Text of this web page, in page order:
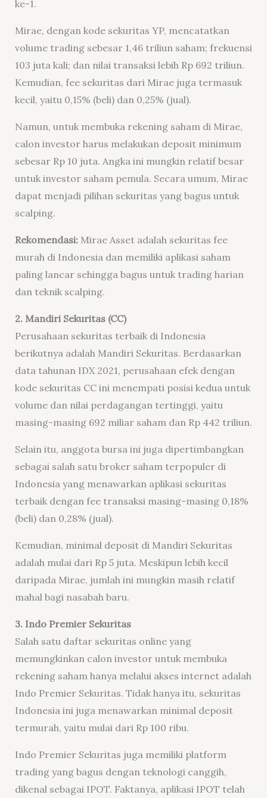
ke-1.
Mirae, dengan kode sekuritas YP, mencatatkan
volume trading sebesar 1,46 triliun saham; frekuensi
103 juta kali; dan nilai transaksi lebih Rp 692 triliun.
Kemudian, fee sekuritas dari Mirae juga termasuk
kecil, yaitu 0,15% (beli) dan 0,25% (jual).
Namun, untuk membuka rekening saham di Mirae,
calon investor harus melakukan deposit minimum
sebesar Rp 10 juta. Angka ini mungkin relatif besar
untuk investor saham pemula. Secara umum, Mirae
dapat menjadi pilihan sekuritas yang bagus untuk
scalping.
Rekomendasi:Mirae Asset adalah sekuritas fee
murah di Indonesia dan memiliki aplikasi saham
paling lancar sehingga bagus untuk trading harian
dan teknik scalping.
2. Mandiri Sekuritas (CC)
Perusahaan sekuritas terbaik di Indonesia
berikutnya adalah Mandiri Sekuritas. Berdasarkan
data tahunan IDX 2021, perusahaan efek dengan
kode sekuritas CC ini menempati posisi kedua untuk
volume dan nilai perdagangan tertinggi, yaitu
masing-masing 692 miliar saham dan Rp 442 triliun.
Selain itu, anggota bursa ini juga dipertimbangkan
sebagai salah satu broker saham terpopuler di
Indonesia yang menawarkan aplikasi sekuritas
terbaik dengan fee transaksi masing-masing 0,18%
(beli) dan 0,28% (jual).
Kemudian, minimal deposit di Mandiri Sekuritas
adalah mulai dari Rp 5 juta. Meskipun lebih kecil
daripada Mirae, jumlah ini mungkin masih relatif
mahal bagi nasabah baru.
3. Indo Premier Sekuritas
Salah satu daftar sekuritas online yang
memungkinkan calon investor untuk membuka
rekening saham hanya melalui akses internet adalah
Indo Premier Sekuritas. Tidak hanya itu, sekuritas
Indonesia ini juga menawarkan minimal deposit
termurah, yaitu mulai dari Rp 100 ribu.
Indo Premier Sekuritas juga memiliki platform
trading yang bagus dengan teknologi canggih,
dikenal sebagai IPOT. Faktanya, aplikasi IPOT telah